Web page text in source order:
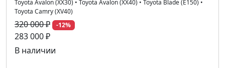
Toyota Avalon (XX30) • Toyota Avalon (XX40) • Toyota Blade (E150) •
Toyota Camry (XV40)
320 000 ₽ -12%
283 000 ₽
В наличии